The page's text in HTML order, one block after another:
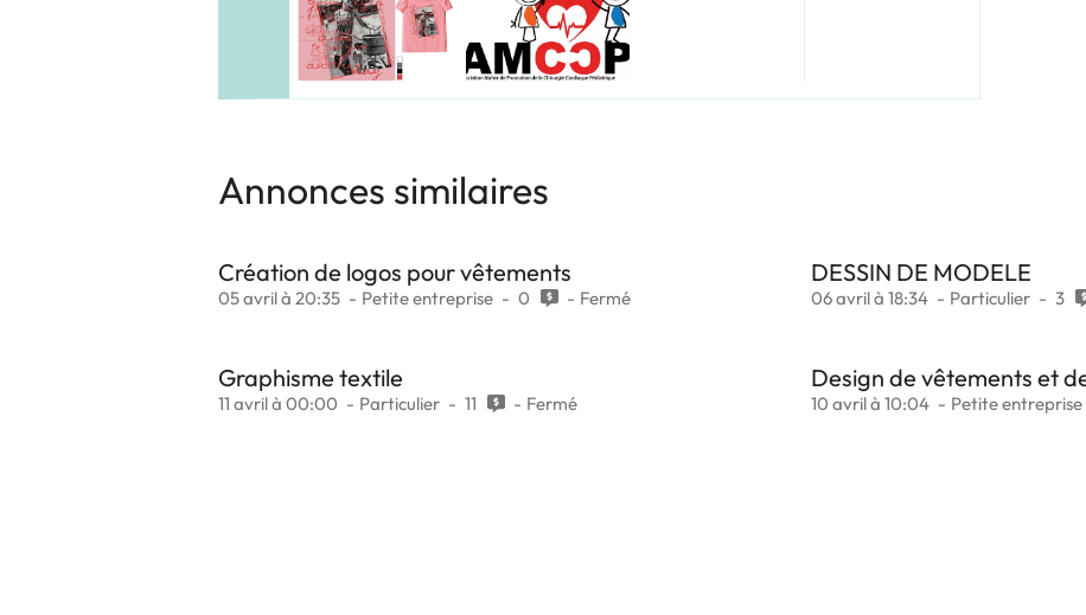
Annonces similaires
Création de logos pour vêtements
05 avril à 20:35 Petite entreprise 0 Fermé
DESSIN DE MODELE
06 avril à 18:34 Particulier 3
Graphisme textile
11 avril à 00:00 Particulier 11 Fermé
Design de vêtements et
10 avril à 10:04 Petite entreprise